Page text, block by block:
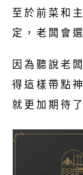
至於前菜和
定，老闆會
因為聽說老
得這樣帶點
就更加期待